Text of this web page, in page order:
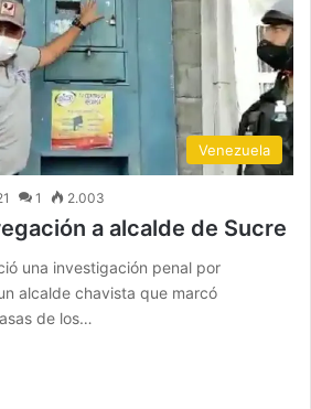
Venezuela
1 2.003
a alcalde de Sucre
una investigación penal por
alcalde chavista que marcó
de los…